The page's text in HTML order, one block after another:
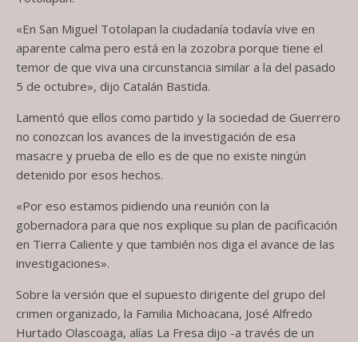
«En San Miguel Totolapan la ciudadanía todavía vive en
aparente calma pero está en la zozobra porque tiene el
temor de que viva una circunstancia similar a la del pasado
5 de octubre», dijo Catalán Bastida.
Lamentó que ellos como partido y la sociedad de Guerrero
no conozcan los avances de la investigación de esa
masacre y prueba de ello es de que no existe ningún
detenido por esos hechos.
«Por eso estamos pidiendo una reunión con la
gobernadora para que nos explique su plan de pacificación
en Tierra Caliente y que también nos diga el avance de las
investigaciones».
Sobre la versión que el supuesto dirigente del grupo del
crimen organizado, la Familia Michoacana, José Alfredo
Hurtado Olascoaga, alías La Fresa dijo -a través de un